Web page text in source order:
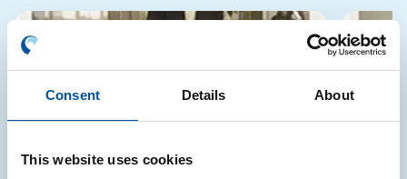
Consent Details About
This website uses cookies